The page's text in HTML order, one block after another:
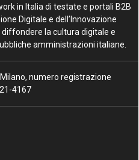
in Italia di testate e portali B2B
Digitale e dell’Innovazione
diffondere la cultura digitale e
amministrazioni italiane.
numero registrazione
4167